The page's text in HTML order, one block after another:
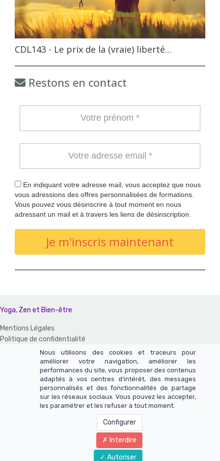
CDL143 - Le prix de la (vraie) liberté…
Restons en contact
En indiquant votre adresse mail, vous acceptez que nous
vous adressions des offres personnalisées de formations.
Vous pouvez vous désinscrire à tout moment en nous
adressant un mail et à travers les liens de désinscription.
Je m'inscris maintenant
Yoga, Zen et Bien-être
Mentions Légales
Politique de confidentialité
Un site réalisé avec LearnyBox
Ce site n'appartient pas à Meta et n'est pas affilié à Meta Platforms,
Inc.
Le contenu de ce site web et de ces pages n'a pas été vérifié par
Meta - Meta est une marque déposée de Meta Platforms, Inc.
Nous utilisons des cookies et traceurs pour
améliorer votre navigation, améliorer les
performances du site, vous proposer des contenus
adaptés à vos centres d’intérêt, des messages
personnalisés et des fonctionnalités de partage
sur les réseaux sociaux. Vous pouvez les accepter,
les paramétrer et les refuser à tout moment.
Configurer
Interdire
Autoriser